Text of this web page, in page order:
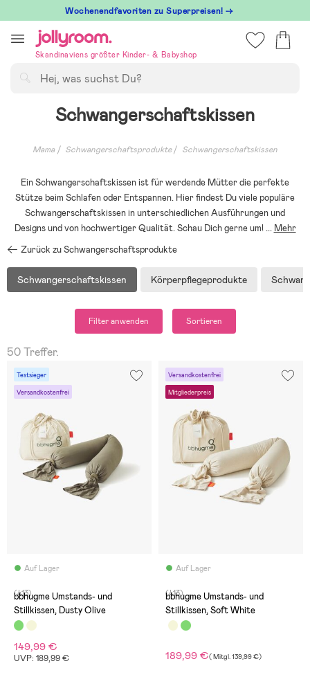
till
innehållet
Wochenendfavoriten zu Superpreisen! →
Skandinaviens größter Kinder- & Babyshop
Schwangerschaftskissen
Mama Schwangerschaftsprodukte Schwangerschaftskissen
Ein Schwangerschaftskissen ist für werdende Mütter die perfekte
Stütze beim Schlafen oder Entspannen. Hier findest Du viele populäre
Schwangerschaftskissen in unterschiedlichen Ausführungen und
Designs und von hochwertiger Qualität. Schau Dich gerne um!... Mehr
Zurück zu Schwangerschaftsprodukte
Schwangerschaftskissen Körperpflegeprodukte
Filter anwenden Sortieren
50 Treffer.
Testsieger
Versandkostenfrei
Auf Lager
(413)
bbhugme Umstands- und
Stillkissen, Dusty Olive
149,99 €
UVP: 189,99 €
Versandkostenfrei
Mitgliederpreis
Auf Lager
(413)
bbhugme Umstands- und
Stillkissen, Soft White
189,99 €(Mitgl.139,99 €)